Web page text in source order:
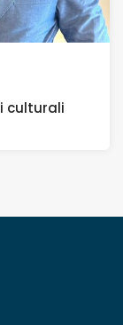
culturali